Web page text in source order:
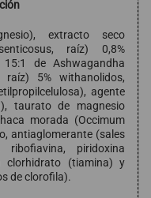
extracto seco
raíz) 0,8%
de Ashwagandha
5% withanolidos,
agente
taurato de magnesio
morada (Occimum
antiaglomerante (sales
piridoxina
clorhidrato (tiamina) y
de clorofila).